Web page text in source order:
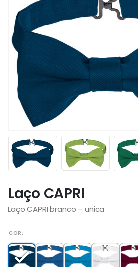
Laço CAPRI
Laço CAPRI branco – unica
COR